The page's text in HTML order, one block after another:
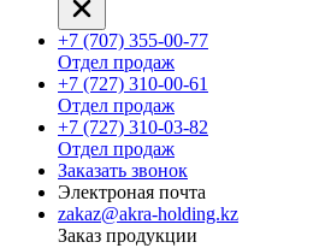
+7 (707) 355-00-77
Отдел продаж
+7 (727) 310-00-61
Отдел продаж
+7 (727) 310-03-82
Отдел продаж
Заказать звонок
Электроная почта
zakaz@akra-holding.kz
Заказ продукции